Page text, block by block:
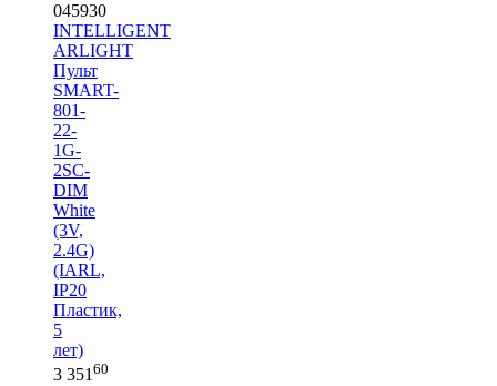
045930
INTELLIGENT
ARLIGHT
Пульт
SMART-
801-
22-
1G-
2SC-
DIM
White
(3V,
2.4G)
(IARL,
IP20
Пластик,
5
лет)
3 35160